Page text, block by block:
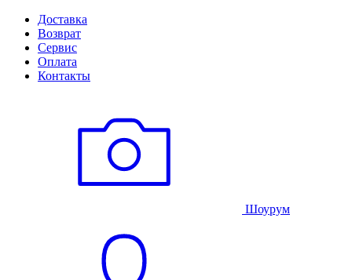
Доставка
Возврат
Сервис
Оплата
Контакты
Шоурум